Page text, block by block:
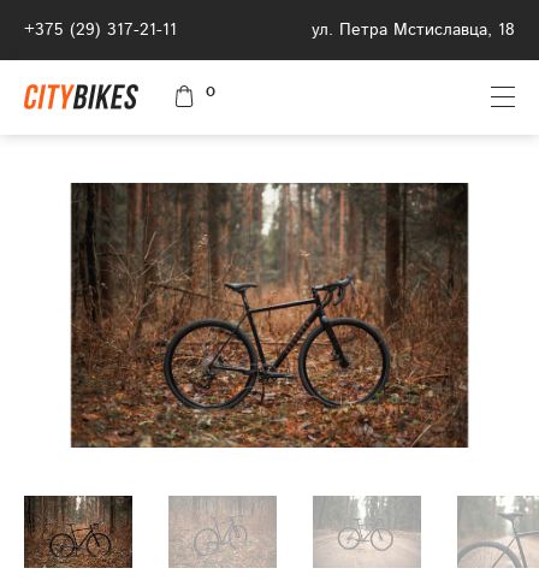
+375 (29) 317-21-11 ул. Петра Мстиславца, 18
0